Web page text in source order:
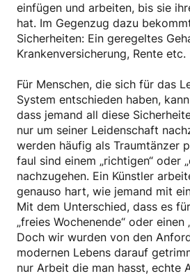
einfügen und arbeiten, bis sie
hat. Im Gegenzug dazu
Sicherheiten: Ein geregeltes
Krankenversicherung, Rente etc.
Für Menschen, die sich für das
System entschieden haben,
dass jemand all diese
nur um seiner Leidenschaft
werden häufig als Traumtänzer
faul sind einem „richtigen“ oder
nachzugehen. Ein Künstler
genauso hart, wie jemand mit
Mit dem Unterschied, dass es
„freies Wochenende“ oder einen
Doch wir wurden von den
modernen Lebens darauf
nur Arbeit die man hasst, echte